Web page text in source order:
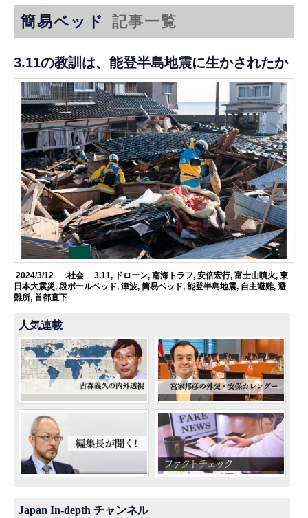
簡易ベッド 記事一覧
3.11の教訓は、能登半島地震に生かされたか
2024/3/12 .社会 3.11, ドローン, 南海トラフ, 安倍宏行, 富士山噴火, 東
日本大震災,段ボールベッド,津波,簡易ベッド,能登半島地震, 自主避難,避
難所,首都直下
人気連載
Japan In-depth チャンネル